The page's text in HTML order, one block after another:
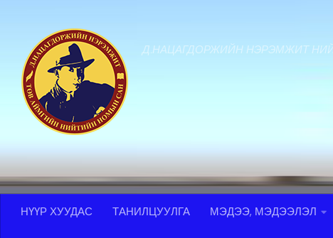
Д.НАЦАГДОРЖИЙН НЭРЭМЖИТ
НҮҮР ХУУДАС ТАНИЛЦУУЛГА МЭДЭЭ, МЭДЭЭЛЭЛ